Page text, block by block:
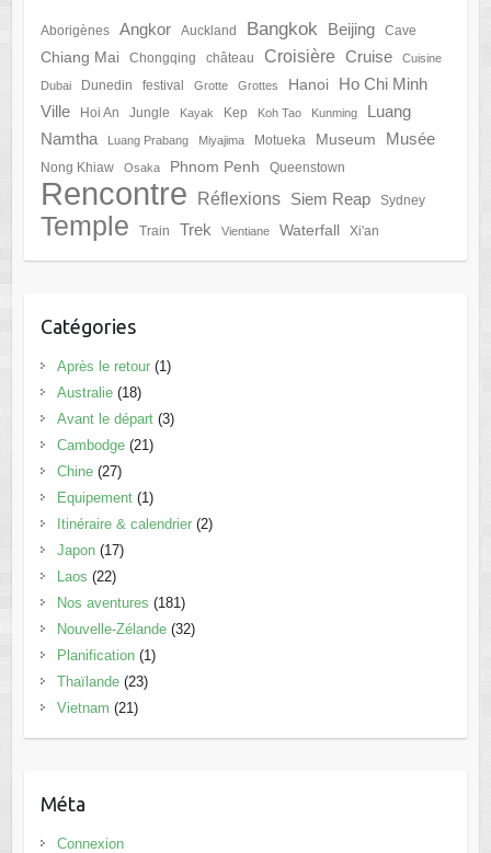
Aborigènes Angkor Auckland Bangkok Beijing Cave
Chiang Mai Chongqing château Croisière Cruise Cuisine
Dubai Dunedin festival Grotte Grottes Hanoi
Ho Chi Minh
Ville
Hoi An Jungle Kayak Kep Koh Tao Kunming
Luang
Namtha
Luang Prabang Miyajima Motueka Museum Musée
Nong Khiaw Osaka Phnom Penh Queenstown
Rencontre Réflexions Siem Reap Sydney
Temple Train Trek Vientiane Waterfall Xi'an
Catégories
Après le retour(1)
Australie(18)
Avant le départ(3)
Cambodge(21)
Chine(27)
Equipement(1)
Itinéraire & calendrier(2)
Japon(17)
Laos (22)
Nos aventures (181)
Nouvelle-Zélande(32)
Planification(1)
Thaïlande(23)
Vietnam (21)
Méta
Connexion